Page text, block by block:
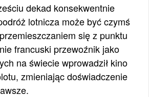
dekad konsekwentnie
lotnicza może być czymś
się z punktu
francuski przewoźnik jako
na świecie wprowadził kino
zmieniając doświadczenie